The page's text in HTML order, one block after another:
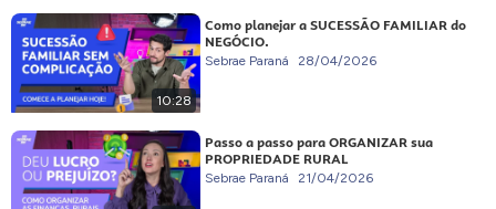
10:28
Como planejar a SUCESSÃO FAMILIAR do
NEGÓCIO.
Sebrae Paraná 28/04/2026
Passo a passo para ORGANIZAR sua
PROPRIEDADE RURAL
Sebrae Paraná 21/04/2026